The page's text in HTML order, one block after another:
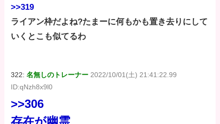
>>319
ライアン枠だよね?たまーに何もかも置き去りにして
いくとこも似てるわ
322:名無しのトレーナー 2022/10/01(土) 21:41:22.99
ID:qNzh8x9l0
>>306